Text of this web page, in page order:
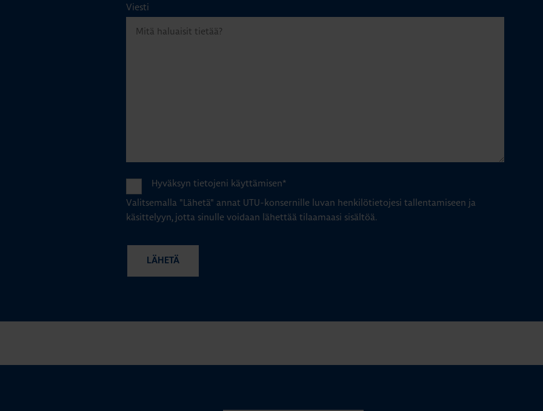
Viesti
Hyväksyn tietojeni käyttämisen*
Valitsemalla "Lähetä" annat UTU-konsernille luvan henkilötietojesi tallentamiseen ja
käsittelyyn, jotta sinulle voidaan lähettää tilaamaasi sisältöä.